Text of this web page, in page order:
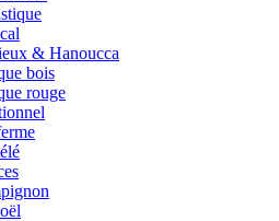
& Hanoucca
bois
rouge